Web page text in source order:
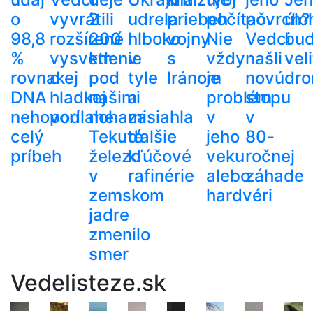
o
98,8
%
rovnakej
DNA
nehovorí
celý
príbeh
vyvrátili
rozšírené
vysvetlenie
o
hladkej
podlahe
2
200
km
pod
našimi
nohami.
Tekuté
železo
v
zemskom
jadre
zmenilo
smer
udrela
hlboko
v
tyle
a
zasiahla
ďalšie
kľúčové
rafinérie
priebeh
vojny
s
Iránom
počítač.
Nie
vždy
je
problém
v
jeho
veku
alebo
hardvéri
povrch?
Vedci
našli
novú
stopu
v
80-
ročnej
záhade
Vedelisteze.sk